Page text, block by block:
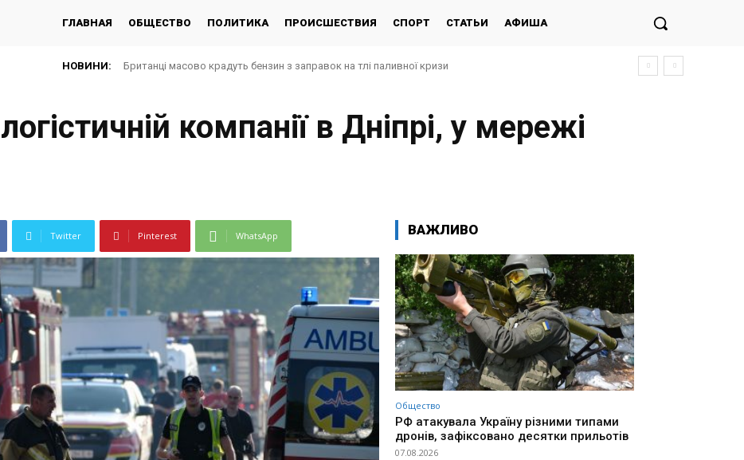
ГЛАВНАЯ ОБЩЕСТВО ПОЛИТИКА ПРОИСШЕСТВИЯ СПОРТ СТАТЬИ АФИША
НОВИНИ: Британці масово крадуть бензин з заправок на тлі паливної кризи
компанії в Дніпрі, у мережі
Twitter Pinterest WhatsApp ВАЖЛИВО
Общество
РФ атакувала Україну різними типами
дронів, зафіксовано десятки прильотів
07.08.2026